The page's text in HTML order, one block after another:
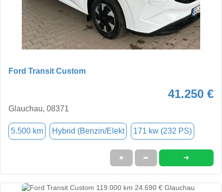
Ford Transit Custom
41.250 €
Glauchau, 08371
5.500 km Hybrid (Benzin/Elekt 171 kw (232 PS)
★ ➦ ➜